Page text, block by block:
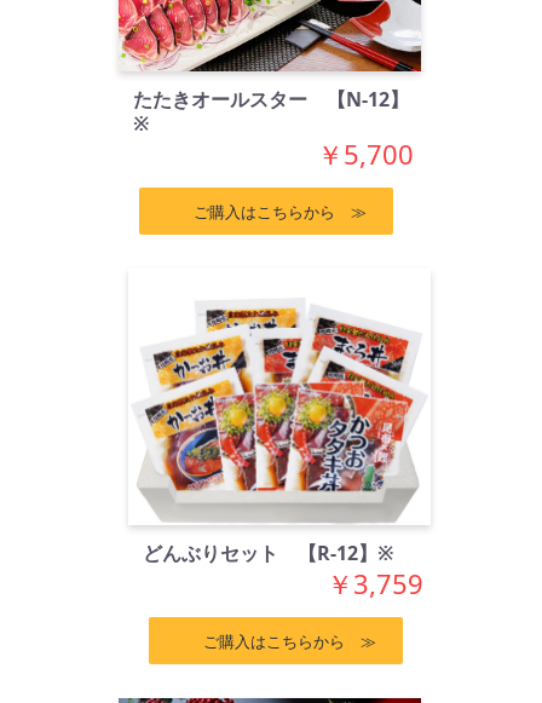
たたきオールスター 【N-12】
※
￥5,700
ご購入はこちらから ≫
どんぶりセット 【R-12】※
￥3,759
ご購入はこちらから ≫